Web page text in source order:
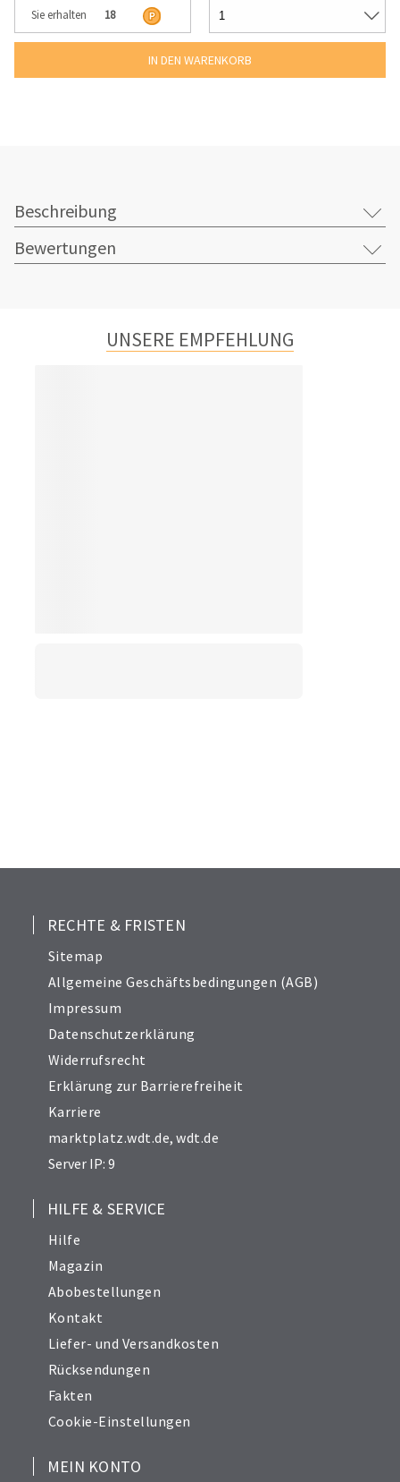
Sie erhalten 18
Beschreibung
Bewertungen
UNSERE EMPFEHLUNG
RECHTE & FRISTEN
Sitemap
Allgemeine Geschäftsbedingungen (AGB)
Impressum
Datenschutzerklärung
Widerrufsrecht
Erklärung zur Barrierefreiheit
Karriere
marktplatz.wdt.de,wdt.de
Server IP: 9
HILFE & SERVICE
Hilfe
Magazin
Abobestellungen
Kontakt
Liefer- und Versandkosten
Rücksendungen
Fakten
Cookie-Einstellungen
MEIN KONTO